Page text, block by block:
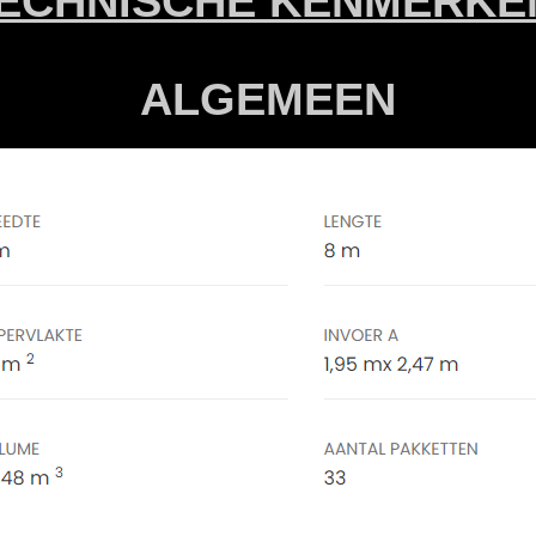
ALGEMEEN